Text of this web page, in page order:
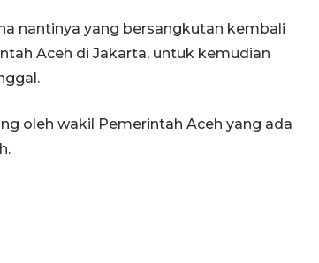
nantinya yang bersangkutan kembali
Aceh di Jakarta, untuk kemudian
oleh wakil Pemerintah Aceh yang ada